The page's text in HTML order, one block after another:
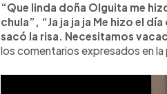
“Que linda doña Olguita me
chula”, “Ja ja ja ja Me hizo el
sacó la risa. Necesitamos
los comentarios expresados en la